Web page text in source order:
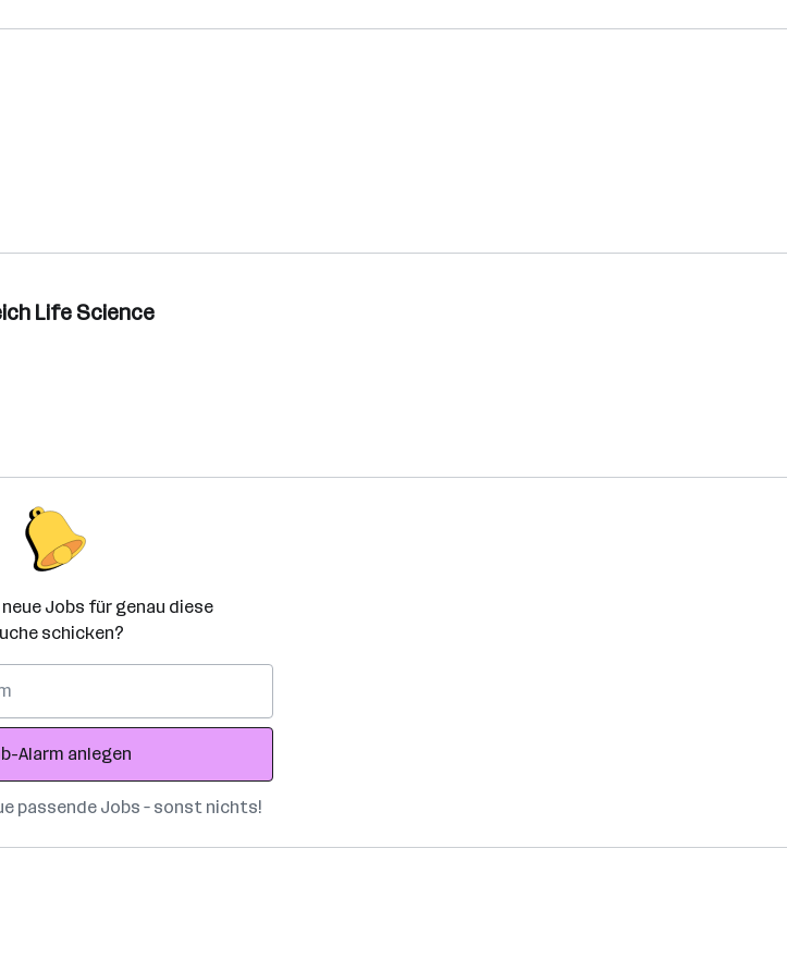
Life Science
Jobs für genau diese
schicken?
Alarm anlegen
passende Jobs – sonst nichts!